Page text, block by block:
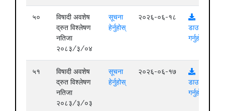
५०
विषादी अवशेष
द्रुत विश्लेषण
नतिजा
२०८३/३/०४
सूचना
हेर्नुहोस्
२०२६-०६-१८
डाउनलोड
गर्नुहोस्
५१
विषादी अवशेष
द्रुत विश्लेषण
नतिजा
२०८३/३/०३
सूचना
हेर्नुहोस्
२०२६-०६-१७
डाउनलोड
गर्नुहोस्